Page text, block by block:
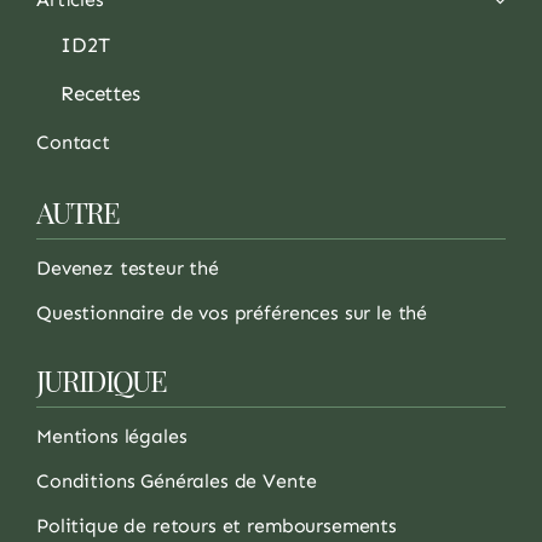
ID2T
Recettes
Contact
AUTRE
Devenez testeur thé
Questionnaire de vos préférences sur le thé
JURIDIQUE
Mentions légales
Conditions Générales de Vente
Politique de retours et remboursements